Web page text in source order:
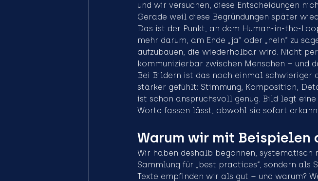
und wir versuchen, diese Entscheidungen
Gerade weil diese Begründungen später
Das ist der Punkt, an dem Human-in-the-
mehr darum, am Ende „ja“ oder „nein“ zu
aufzubauen, die wiederholbar wird. Nicht
kommunizierbar zwischen Menschen – und
Bei Bildern ist das noch einmal schwieriger
stärker gefühlt: Stimmung, Komposition,
ist schon anspruchsvoll genug. Bild legt
Worte fassen lässt, obwohl sie sofort
Warum wir mit Beispielen
Wir haben deshalb begonnen,
Sammlung für „best practices“, sondern als
Texte empfinden wir als gut – und warum?